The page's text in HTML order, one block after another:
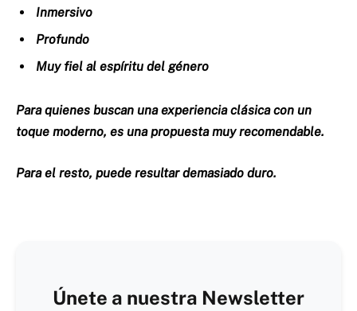
Inmersivo
Profundo
Muy fiel al espíritu del género
Para quienes buscan una experiencia clásica con un
toque moderno, es una propuesta muy recomendable.
Para el resto, puede resultar demasiado duro.
Únete a nuestra Newsletter